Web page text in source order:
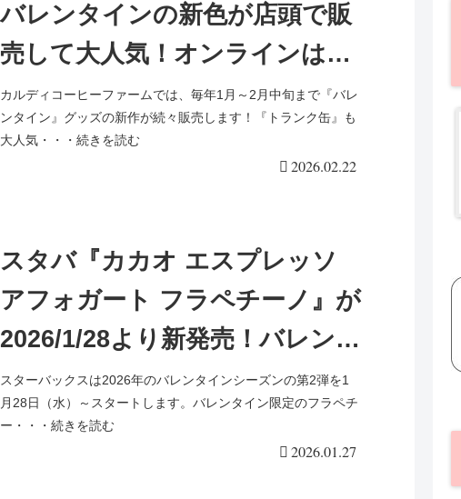
バレンタインの新色が店頭で販
売して大人気！オンラインはい
つから？口コミ、売り切れ、再
販売は？
カルディコーヒーファームでは、毎年1月～2月中旬まで『バレ
ンタイン』グッズの新作が続々販売します！『トランク缶』も
大人気・・・続きを読む
2026.02.22
スタバ『カカオ エスプレッソ
アフォガート フラペチーノ』が
2026/1/28より新発売！バレンタ
イン第2弾で先行販売も！口コ
ミ、カスタム！価格は900円と
スターバックスは2026年のバレンタインシーズンの第2弾を1
月28日（水）～スタートします。バレンタイン限定のフラペチ
ー・・・続きを読む
2026.01.27